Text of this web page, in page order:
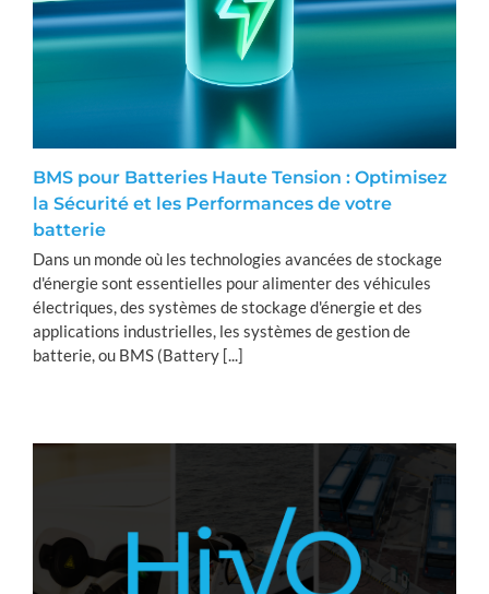
BMS pour Batteries Haute Tension : Optimisez
la Sécurité et les Performances de votre
batterie
Dans un monde où les technologies avancées de stockage
d'énergie sont essentielles pour alimenter des véhicules
électriques, des systèmes de stockage d'énergie et des
applications industrielles, les systèmes de gestion de
batterie, ou BMS (Battery [...]